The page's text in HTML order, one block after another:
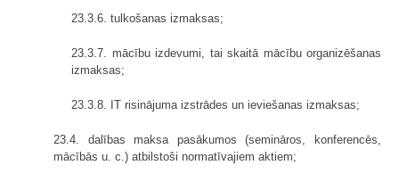
23.3.6. tulkošanas izmaksas;
23.3.7. mācību izdevumi, tai skaitā mācību organizēšanas
izmaksas;
23.3.8. IT risinājuma izstrādes un ieviešanas izmaksas;
23.4. dalības maksa pasākumos (semināros, konferencēs,
mācībās u. c.) atbilstoši normatīvajiem aktiem;